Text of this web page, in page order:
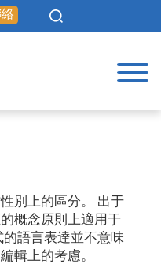
別上的區分。 出于
概念原則上適用于
語言表達並不意味
輯上的考慮。